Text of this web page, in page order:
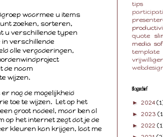
waarmee u items
zoeken, sorteren,
u verschillende typen
in verschillende
alle vergaderingen,
de naam
wijzen.
nog de mogelijkheid
toe te wijzen. Let op het
groot nadeel, maar ben al
op het internet zegt dat je de
kleuren kan krijgen, laat me
tips
quote
media
template
Blogarchief
► 2024
► 2023
► 2022